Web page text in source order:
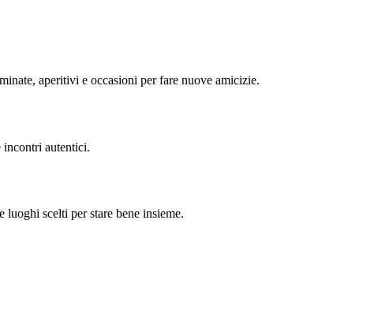
aperitivi e occasioni per fare nuove amicizie.
incontri autentici.
scelti per stare bene insieme.